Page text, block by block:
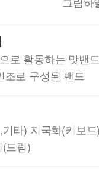
로 활동하는 맛밴드
조로 구성된 밴드
타) 지국화(키보
드럼)